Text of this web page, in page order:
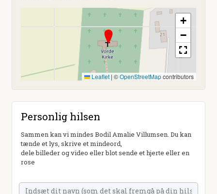
+
−
Leaflet | ©OpenStreetMapcontributors
Personlig hilsen
Sammen kan vi mindes Bodil Amalie Villumsen. Du kan
tænde et lys, skrive et mindeord,
dele billeder og video eller blot sende et hjerte eller en
rose